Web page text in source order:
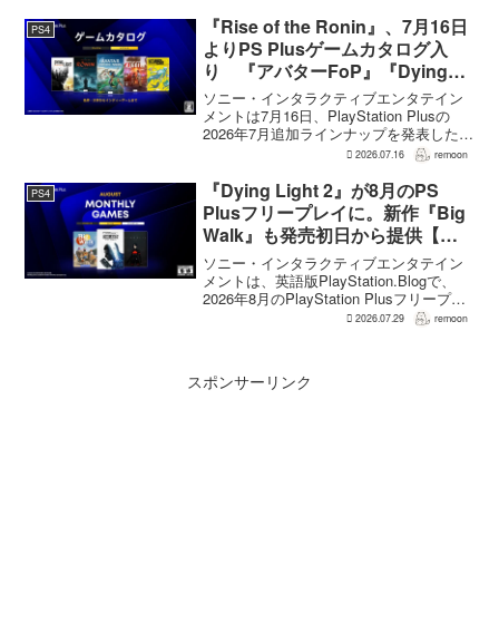
ると、シリーズディレクターの浜口直樹
氏がAU...
PS4
『Rise of the Ronin』、7月16日
よりPS Plusゲームカタログ入
り 『アバターFoP』『Dying
Light』なども順次配信
ソニー・インタラクティブエンタテイン
メントは7月16日、PlayStation Plusの
2026年7月追加ラインナップを発表した。
幕末の日本を舞台とするTeam NINJAのオ
the Ron...
2026.07.16 remoon
PS4
『Dying Light 2』が8月のPS
Plusフリープレイに。新作『Big
Walk』も発売初日から提供【海
外発表】
ソニー・インタラクティブエンタテイン
メントは、英語版PlayStation.Blogで、
2026年8月のPlayStation Plusフリープレ
イとして『Dying Light 2 Stay Human:
2026.07.29 remoon
スポンサーリンク